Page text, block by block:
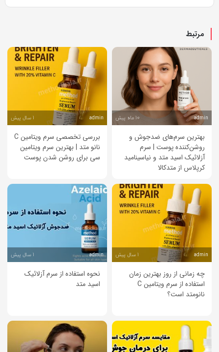
مرتبط
admin 10 ماه پیش
بهترین سرم‌های ضدجوش و
روشن‌کننده پوست | سرم
آزلائیک اسید متد و نیاسینامید
کرپلاس از متدکالا
admin
بررسی تخصصی سرم ویتامین C
نانو متد | بهترین سرم ویتامین
سی برای روشن شدن پوست
admin
چه زمانی از روز بهترین زمان
استفاده از سرم ویتامین C
نانو‌متد است؟
admin
نحوه استفاده از سرم آزلائیک
اسید متد